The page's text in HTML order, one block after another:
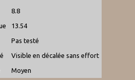
8.8
13.54
Pas testé
Visible en décalée sans effort
Moyen